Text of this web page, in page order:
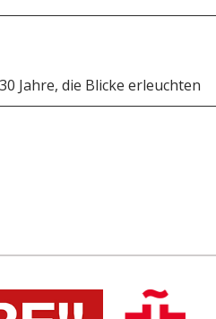
Jahre, die Blicke erleuchten